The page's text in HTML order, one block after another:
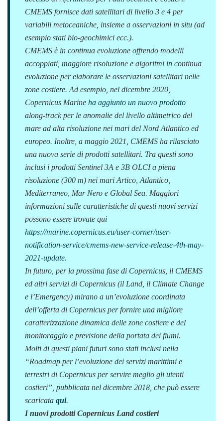
CMEMS fornisce dati satellitari di livello 3 e 4 per
variabili metoceaniche, insieme a osservazioni in situ (ad
esempio stati bio-geochimici ecc.).
CMEMS è in continua evoluzione offrendo modelli
accoppiati, maggiore risoluzione e algoritmi in continua
evoluzione per elaborare le osservazioni satellitari nelle
zone costiere. Ad esempio, nel dicembre 2020,
Copernicus Marine ha aggiunto un nuovo prodotto
along-trackper le anomalie del livello altimetrico del
mare ad alta risoluzione nei mari del Nord Atlantico ed
europeo. Inoltre, a maggio 2021, CMEMS ha rilasciato
una nuova serie di prodotti satellitari. Tra questi sono
inclusi i prodotti Sentinel 3A e 3B OLCI a piena
risoluzione (300 m) nei mari Artico, Atlantico,
Mediterraneo, Mar Nero e Global Sea. Maggiori
informazioni sulle caratteristiche di questi nuovi servizi
possono essere trovate qui
https://marine.copernicus.eu/user-corner/user-
notification-service/cmems-new-service-release-4th-may-
2021-update.
In futuro, per la prossima fase di Copernicus, il CMEMS
ed altri servizi di Copernicus (il Land, il Climate Change
e l’Emergency) mirano a un’evoluzione coordinata
dell’offerta di Copernicus per fornire una migliore
caratterizzazione dinamica delle zone costiere e del
monitoraggio e previsione della portata dei fiumi.
Molti di questi piani futuri sono stati inclusi nella
“Roadmap per l’evoluzione dei servizi marittimi e
terrestri di Copernicus per servire meglio gli utenti
costieri”, pubblicata nel dicembre 2018, che può essere
scaricata qui.
I nuovi prodotti Copernicus Land costieri